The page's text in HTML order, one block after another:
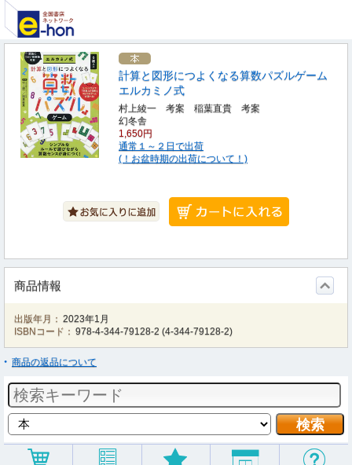
計算と図形につよくなる算数パズルゲーム
エルカミノ式
村上綾一 考案 稲葉直貴 考案
幻冬舎
1,650円
通常１～２日で出荷
(！お盆時期の出荷について！)
商品情報
出版年月： 2023年1月
ISBNコード： 978-4-344-79128-2 (4-344-79128-2)
商品の返品について